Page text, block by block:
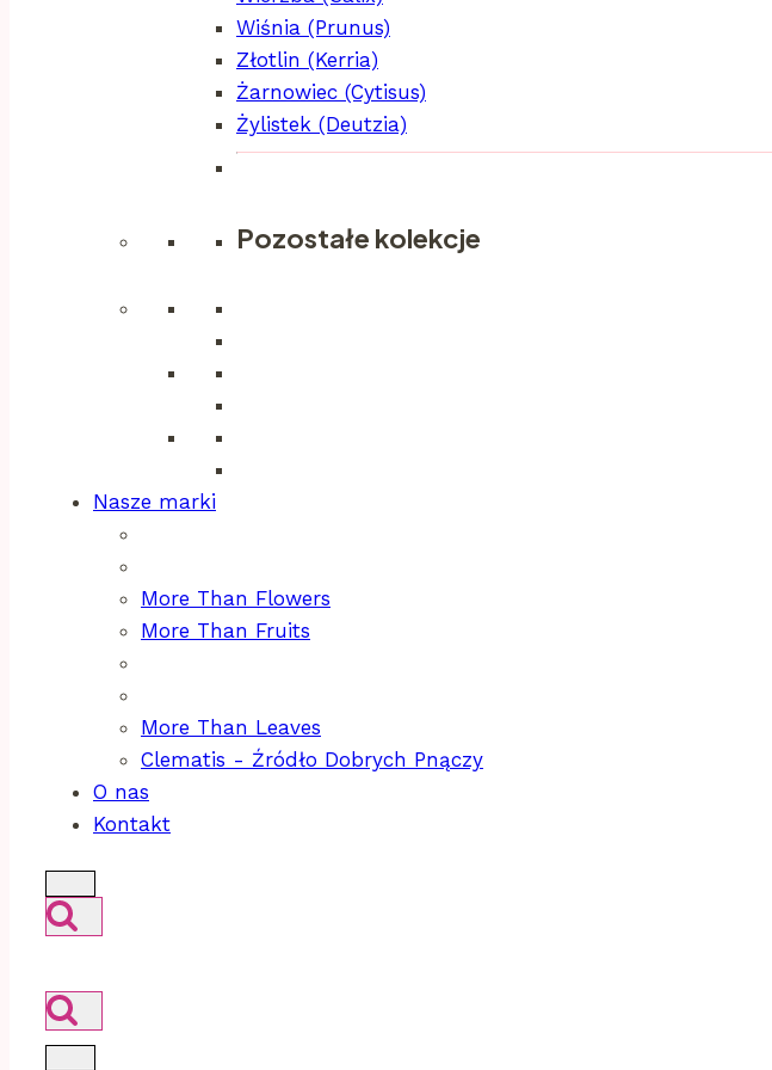
Wiśnia (Prunus)
Złotlin (Kerria)
Żarnowiec (Cytisus)
Żylistek (Deutzia)
Pozostałe kolekcje
Nasze marki
More Than Flowers
More Than Fruits
More Than Leaves
Clematis - Źródło Dobrych Pnączy
O nas
Kontakt